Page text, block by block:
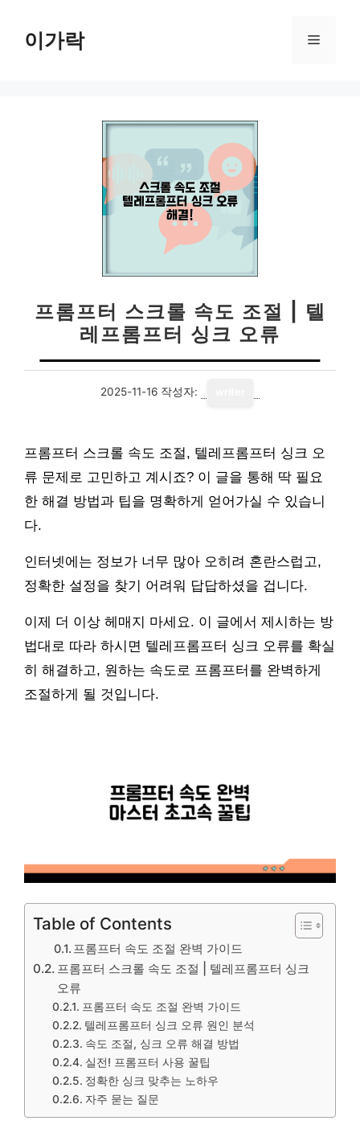
이가락 메
프롬프터 스크롤 속도 조절 | 텔
레프롬프터 싱크 오류
2025-11-16 작성자:
프롬프터 스크롤 속도 조절, 텔레프롬프터 싱크 오
류 문제로 고민하고 계시죠? 이 글을 통해 딱 필요
한 해결 방법과 팁을 명확하게 얻어가실 수 있습니
다.
인터넷에는 정보가 너무 많아 오히려 혼란스럽고,
정확한 설정을 찾기 어려워 답답하셨을 겁니다.
이제 더 이상 헤매지 마세요. 이 글에서 제시하는 방
법대로 따라 하시면 텔레프롬프터 싱크 오류를 확실
히 해결하고, 원하는 속도로 프롬프터를 완벽하게
조절하게 될 것입니다.
Table of Contents
프롬프터 속도 조절 완벽 가이드
프롬프터 스크롤 속도 조절 | 텔레프롬프터 싱크
오류
프롬프터 속도 조절 완벽 가이드
텔레프롬프터 싱크 오류 원인 분석
속도 조절, 싱크 오류 해결 방법
실전! 프롬프터 사용 꿀팁
정확한 싱크 맞추는 노하우
자주 묻는 질문